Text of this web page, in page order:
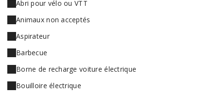
Abri pour vélo ou VTT
Animaux non acceptés
Aspirateur
Barbecue
Borne de recharge voiture électrique
Bouilloire électrique